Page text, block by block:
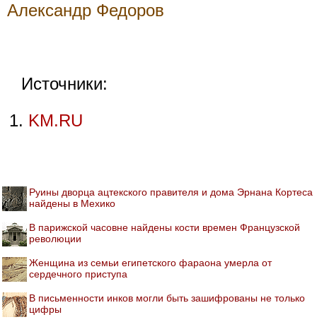
Александр Федоров
Источники:
KM.RU
Руины дворца ацтекского правителя и дома Эрнана Кортеса
найдены в Мехико
В парижской часовне найдены кости времен Французской
революции
Женщина из семьи египетского фараона умерла от
сердечного приступа
В письменности инков могли быть зашифрованы не только
цифры